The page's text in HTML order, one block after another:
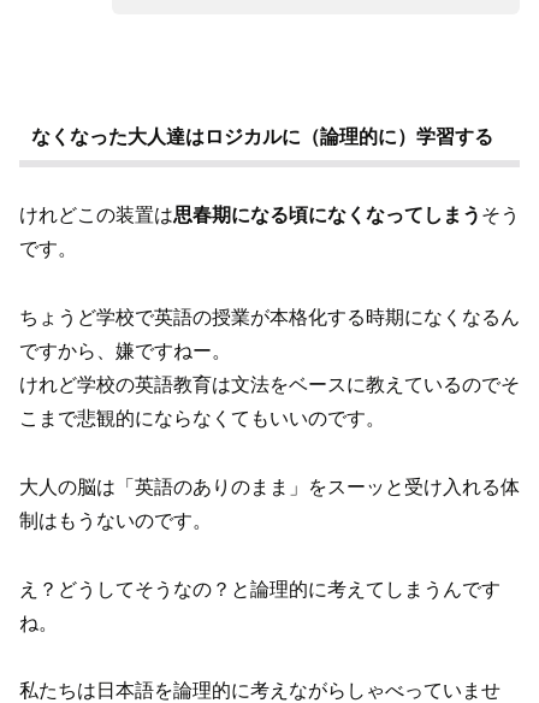
なくなった大人達はロジカルに（論理的に）学習する
けれどこの装置は思春期になる頃になくなってしまう そう
です。
ちょうど学校で英語の授業が本格化する時期になくなるん
ですから、嫌ですねー。
けれど学校の英語教育は文法をベースに教えているのでそ
こまで悲観的にならなくてもいいのです。
大人の脳は「英語のありのまま」をスーッと受け入れる体
制はもうないのです。
え？どうしてそうなの？と論理的に考えてしまうんです
ね。
私たちは日本語を論理的に考えながらしゃべっていませ